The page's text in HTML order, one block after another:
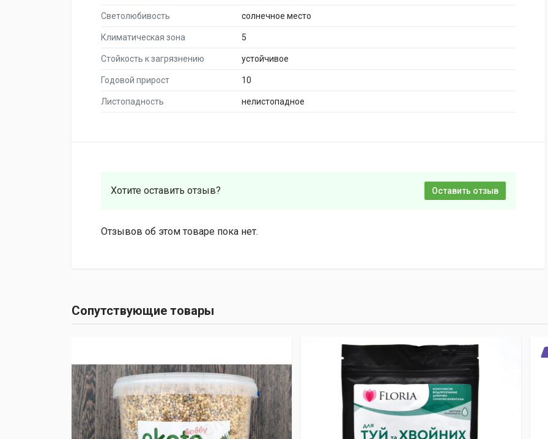
Светолюбивость солнечное место
Климатическая зона 5
Стойкость к загрязнению устойчивое
Годовой прирост 10
Листопадность нелистопадное
Хотите оставить отзыв? Оставить отзыв
Отзывов об этом товаре пока нет.
Сопутствующие товары